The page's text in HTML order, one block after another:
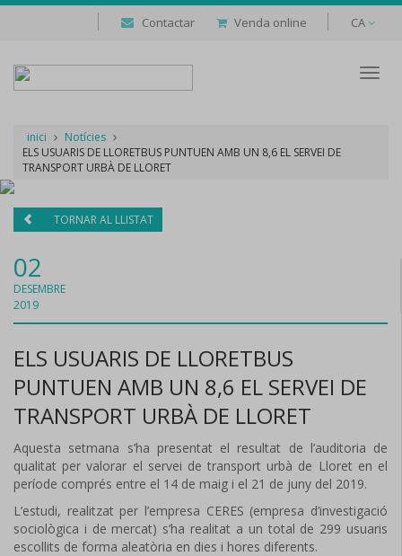
Contactar Venda online CA
inici
Notícies
ELS USUARIS DE LLORETBUS PUNTUEN AMB UN 8,6 EL SERVEI DE
TRANSPORT URBÀ DE LLORET
TORNAR AL LLISTAT
02
DESEMBRE
2019
ELS USUARIS DE LLORETBUS
PUNTUEN AMB UN 8,6 EL SERVEI DE
TRANSPORT URBÀ DE LLORET
Aquesta setmana s’ha presentat el resultat de l’auditoria de
qualitat per valorar el servei de transport urbà de Lloret en el
període comprés entre el 14 de maig i el 21 de juny del 2019.
L’estudi, realitzat per l’empresa CERES (empresa d’investigació
sociològica i de mercat) s’ha realitat a un total de 299 usuaris
escollits de forma aleatòria en dies i hores diferents.